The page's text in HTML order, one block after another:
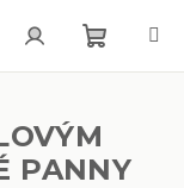
Přihlášení
košík
PANNY